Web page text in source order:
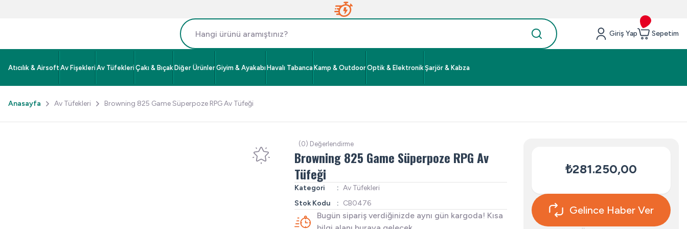
Giriş Yap Sepetim
Atıcılık & Airsoft Av Fişekleri Av Tüfekleri Çakı & Bıçak Diğer Ürünler Giyim & Ayakabı Havalı Tabanca Kamp & Outdoor Optik & Elektronik Şarjör & Kabza
Anasayfa Av Tüfekleri Browning 825 Game Süperpoze RPG Av Tüfeği
(0) Değerlendirme
Browning 825 Game Süperpoze RPG Av
Tüfeği
Kategori
Av Tüfekleri
Stok Kodu
CB0476
Bugün sipariş verdiğinizde aynı gün kargoda! Kısa
₺281.250,00
Gelince Haber Ver